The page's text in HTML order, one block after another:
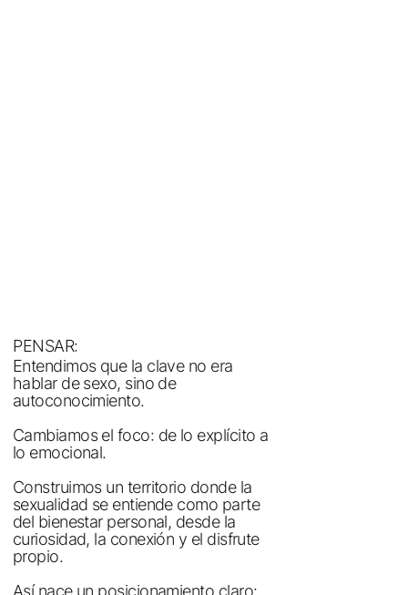
PENSAR:
Entendimos que la clave no era
hablar de sexo, sino de
autoconocimiento.
Cambiamos el foco: de lo explícito a
lo emocional.
Construimos un territorio donde la
sexualidad se entiende como parte
del bienestar personal, desde la
curiosidad, la conexión y el disfrute
propio.